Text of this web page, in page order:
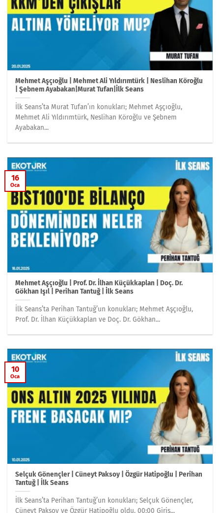
Mehmet Aşçıoğlu | Mehmet Ali Yıldırımtürk | Neslihan Köroğlu
| Şebnem Ayabakan|Murat Tufan|İlk Seans
İlk Seans’ta Murat Tufan’ın konukları; Mehmet Aşçıoğlu,
Mehmet Ali Yıldırımtürk, Neslihan Köroğlu ve Şebnem
Ayabakan...
Mehmet Aşçıoğlu | Prof. Dr. İlhan Küçükkaplan | Doç. Dr.
Gökhan Işıl | Perihan Tantuğ | İlk Seans
İlk Seans’ta Perihan Tantuğ’un konukları; Mehmet Aşçıoğlu,
Prof. Dr. İlhan Küçükkaplan ve Doç. Dr. Gökhan...
16
Oca
Selçuk Gönençler | Cüneyt Paksoy | Özgür Hatipoğlu | Perihan
Tantuğ | İlk Seans
İlk Seans’ta Perihan Tantuğ’un konukları; Selçuk Gönençler,
Cüneyt Paksoy ve Özgür Hatipoğlu oldu. 00:00 Giriş...
10
Oca